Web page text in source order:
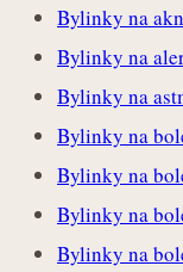
Bylinky na
Bylinky na
Bylinky na
Bylinky na
Bylinky na
Bylinky na
Bylinky na